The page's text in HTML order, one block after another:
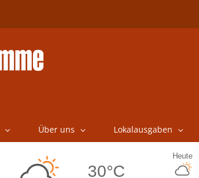
Über uns Lokalausgaben